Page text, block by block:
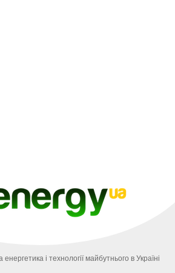
і технології майбутнього в Україні